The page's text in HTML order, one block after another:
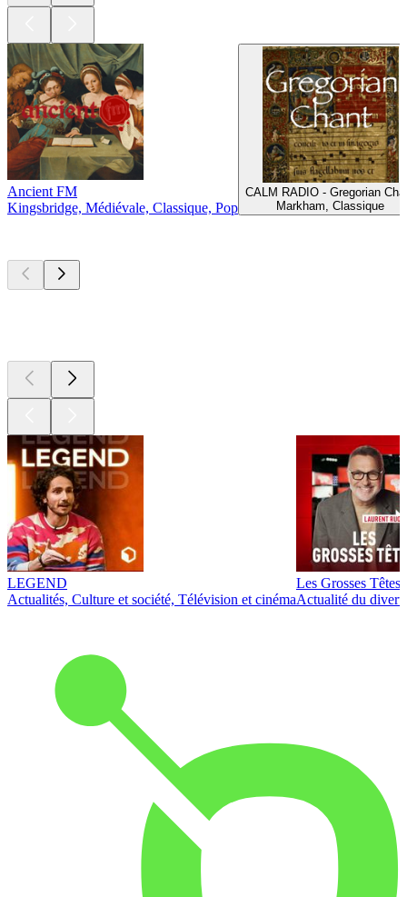
Ancient FM
Kingsbridge, Médiévale, Classique, Pop
CALM RADIO - Gregorian
Markham, Classique
LEGEND
Actualités, Culture et société, Télévision et cinéma
Les Grosses Têtes
Actualité du